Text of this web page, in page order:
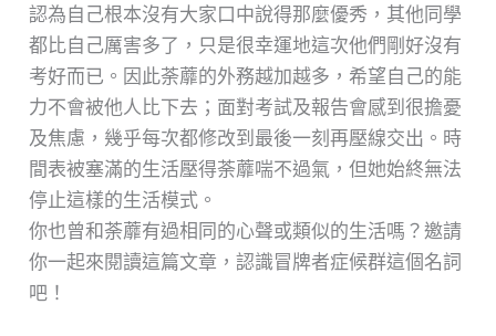
認為自己根本沒有大家口中說得那麼優秀，其他同學
都比自己厲害多了，只是很幸運地這次他們剛好沒有
考好而已。因此荼蘼的外務越加越多，希望自己的能
力不會被他人比下去；面對考試及報告會感到很擔憂
及焦慮，幾乎每次都修改到最後一刻再壓線交出。時
間表被塞滿的生活壓得荼蘼喘不過氣，但她始終無法
停止這樣的生活模式。
你也曾和荼蘼有過相同的心聲或類似的生活嗎？邀請
你一起來閱讀這篇文章，認識冒牌者症候群這個名詞
吧！